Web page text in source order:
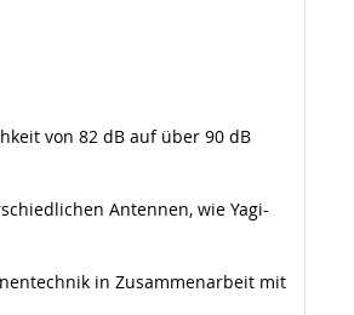
von 82 dB auf über 90 dB
Antennen, wie Yagi-
in Zusammenarbeit mit